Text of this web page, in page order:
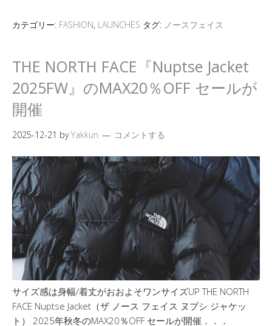
カテゴリー: FASHION, LAUNCHES タグ: ノースフェイス
THE NORTH FACE『Nuptse Jacket
2025FW』のMAX20％OFF セールが
開催
2025-12-21 byYakkun コメントする
サイズ感は身幅/着丈がおおよそワンサイズUP THE NORTH
FACE Nuptse Jacket（ザ ノース フェイス ヌプシ ジャケッ
ト） 2025年秋冬のMAX20％OFF セールが開催．．．